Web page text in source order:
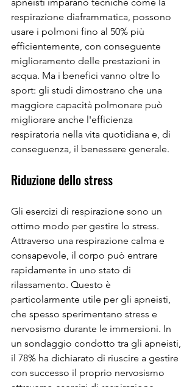
respirazione diaframmatica, possono
usare i polmoni fino al 50% più
efficientemente, con conseguente
miglioramento delle prestazioni in
acqua. Ma i benefici vanno oltre lo
sport: gli studi dimostrano che una
maggiore capacità polmonare può
migliorare anche l'efficienza
respiratoria nella vita quotidiana e, di
conseguenza, il benessere generale.
Riduzione dello stress
Gli esercizi di respirazione sono un
ottimo modo per gestire lo stress.
Attraverso una respirazione calma e
consapevole, il corpo può entrare
rapidamente in uno stato di
rilassamento. Questo è
particolarmente utile per gli apneisti,
che spesso sperimentano stress e
nervosismo durante le immersioni. In
un sondaggio condotto tra gli apneisti,
il 78% ha dichiarato di riuscire a gestire
con successo il proprio nervosismo